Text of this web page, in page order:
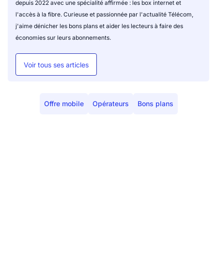
depuis 2022 avec une spécialité affirmée : les box internet et
l'accès à la fibre. Curieuse et passionnée par l'actualité Télécom,
j'aime dénicher les bons plans et aider les lecteurs à faire des
économies sur leurs abonnements.
Voir tous ses articles
Offre mobile Opérateurs Bons plans